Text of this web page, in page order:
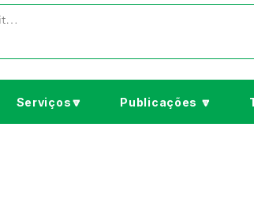
Serviços🔽 Publicações 🔽